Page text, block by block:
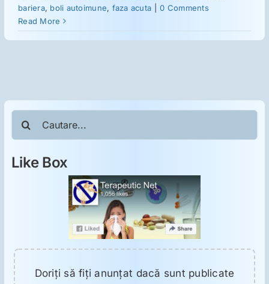
Dietă
ORL
Toxicologie
Psihoterapie
bariera, boli autoimune, faza acuta
0 Comments
Read More
Cautare...
Like Box
Doriţi să fiţi anunţat dacă sunt publicate